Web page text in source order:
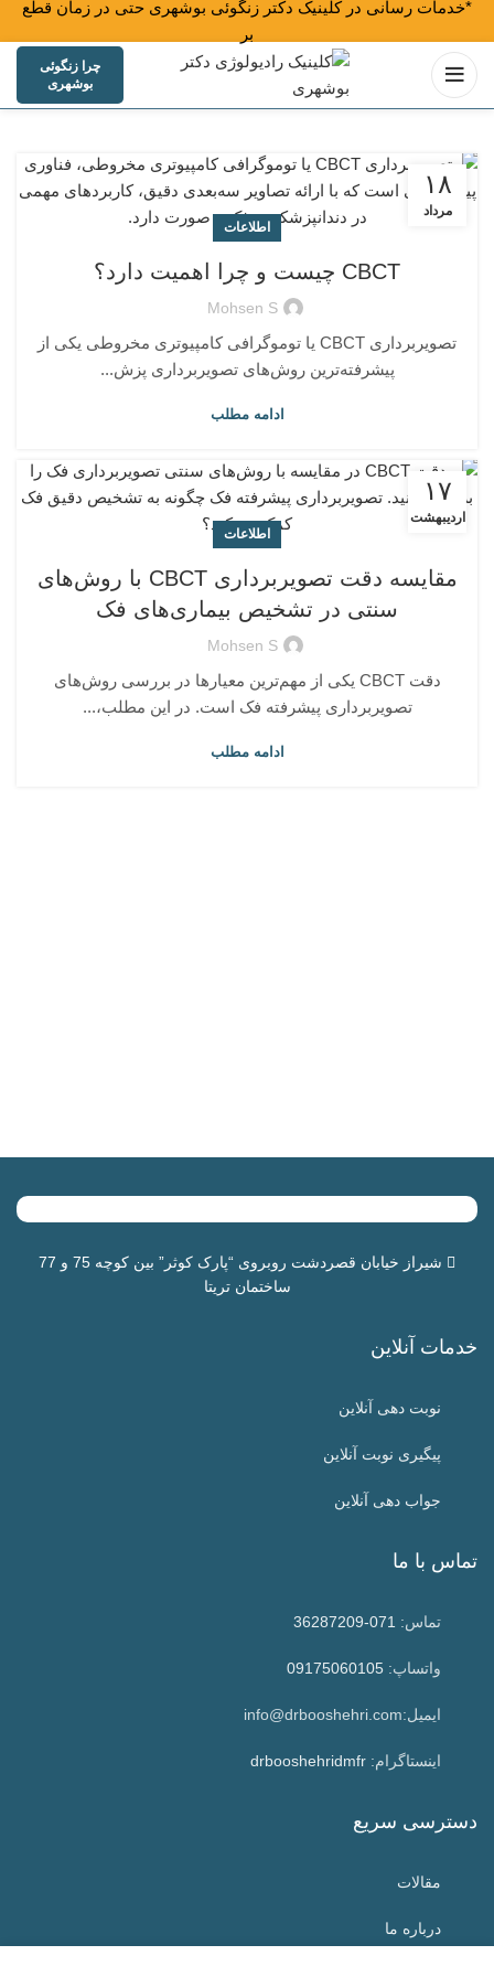
*خدمات رسانی در کلینیک دکتر زنگوئی بوشهری حتی در زمان قطع
برق
چرا زنگوئی
بوشهری
۱۸
مرداد
اطلاعات
CBCT چیست و چرا اهمیت دارد؟
Mohsen S
تصویربرداری CBCT یا توموگرافی کامپیوتری مخروطی یکی از
پیشرفته‌ترین روش‌های تصویربرداری پزش...
ادامه مطلب
۱۷
اردیبهشت
اطلاعات
مقایسه دقت تصویربرداری CBCT با روش‌های
سنتی در تشخیص بیماری‌های فک
Mohsen S
دقت CBCT یکی از مهم‌ترین معیارها در بررسی روش‌های
تصویربرداری پیشرفته فک است. در این مطلب،...
ادامه مطلب
دسترسی سریع
مقالات
درباره ما
تماس با ما
تماس: 071-36287209
واتساپ: 09175060105
ایمیل:info@drbooshehri.com
اینستاگرام: drbooshehridmfr
خدمات آنلاین
نوبت دهی آنلاین
پیگیری نوبت آنلاین
جواب دهی آنلاین
شیراز خیابان قصردشت روبروی “پارک کوثر
” بین کوچه 75 و 77
ساختمان تریتا